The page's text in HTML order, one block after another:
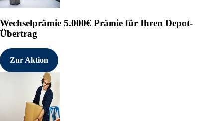
Wechselprämie 5.000€ Prämie für Ihren Depot-
Übertrag
Zur Aktion